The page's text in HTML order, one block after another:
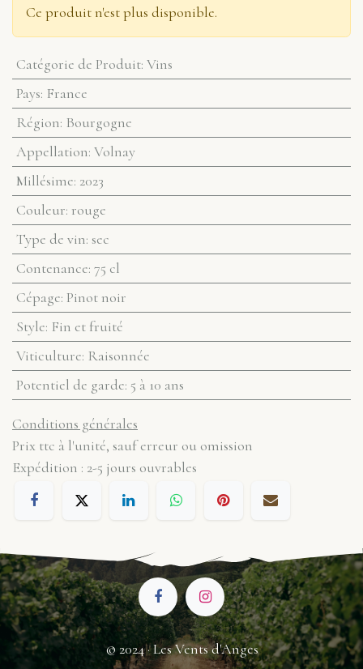
Ce produit n'est plus disponible.
Catégorie de Produit: Vins
Pays: France
Région: Bourgogne
Appellation: Volnay
Millésime: 2023
Couleur: rouge
Type de vin: sec
Contenance: 75 cl
Cépage: Pinot noir
Style: Fin et fruité
Viticulture: Raisonnée
Potentiel de garde: 5 à 10 ans
Conditions générales
Prix ttc à l'unité, sauf erreur ou omission
Expédition : 2-5 jours ouvrables
© 2024 · Les Vents d'Anges